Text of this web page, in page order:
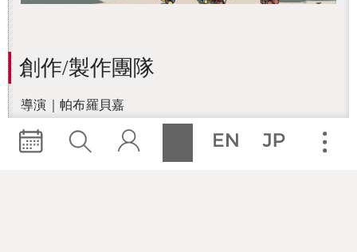
創作/製作團隊
導演｜帕布羅貝嘉